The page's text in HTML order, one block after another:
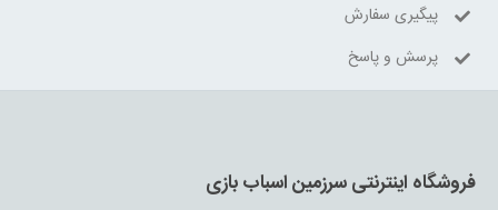
پیگیری سفارش
پرسش و پاسخ
فروشگاه اینترنتی سرزمین اسباب بازی